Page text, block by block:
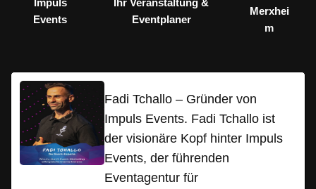
Impuls
Events
Ihr Veranstaltung &
Eventplaner
Merxhei
m
Fadi Tchallo – Gründer von
Impuls Events. Fadi Tchallo ist
der visionäre Kopf hinter Impuls
Events, der führenden
Eventagentur für